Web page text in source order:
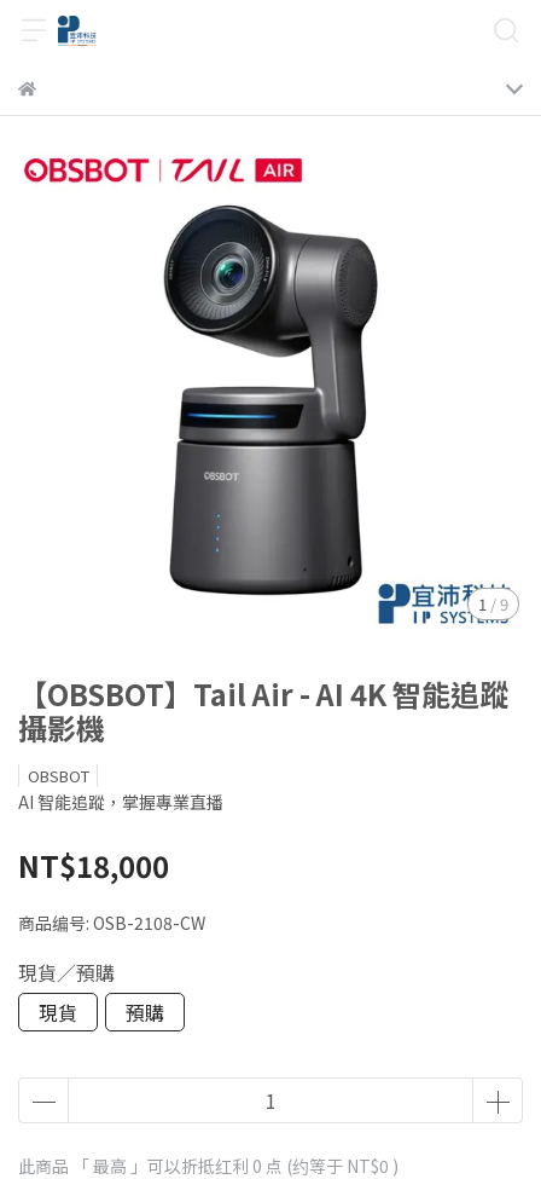
1 /9
【OBSBOT】Tail Air - AI 4K 智能追蹤
攝影機
OBSBOT
AI 智能追蹤，掌握專業直播
NT$18,000
商品编号: OSB-2108-CW
現貨／預購
現貨
預購
此商品 「 最高 」可以折抵红利 0 点 (约等于 NT$0 )